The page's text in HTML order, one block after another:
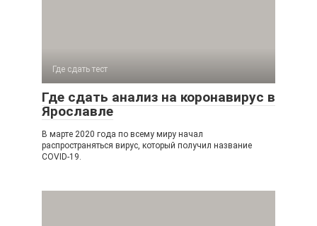
Где сдать тест
Где сдать анализ на коронавирус в
Ярославле
В марте 2020 года по всему миру начал
распространяться вирус, который получил название
COVID-19.